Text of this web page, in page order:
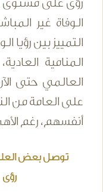
رؤى على مستوى
الوفاة غير
التمييز بين رؤيا
المنامية
العالمي حتى
على العامة من
أنفسهم، رغم
توصل بعض